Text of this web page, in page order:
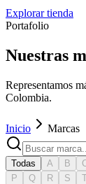
Explorar tienda
Portafolio
Nuestras
Representamos
Colombia.
Inicio Marcas
Todas A B
P
Q R S